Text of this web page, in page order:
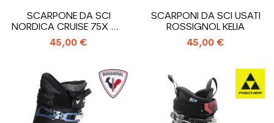
SCARPONE DA SCI
NORDICA CRUISE 75X WR
USATO
45,00 €
SCARPONI DA SCI USATI
ROSSIGNOL KELIA
45,00 €